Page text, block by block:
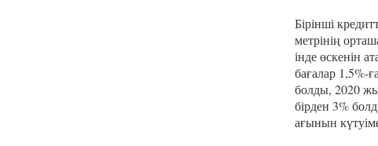
Бірінші
метрінің
інде өскенін
бағалар 1,5%-
болды, 2020
бірден 3%
ағынын